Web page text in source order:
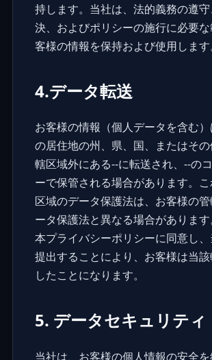
持します。当社は、法的義務の遵
決、およびポリシーの施行に必要
客様の情報を保持および使用します
4.データ転送
お客様の情報（個人データを含む
の居住地の州、県、国、またはそ
轄区域外にある--に転送され、--の
ーで保管される場合があります。
区域のデータ保護法は、お客様の
ータ保護法と異なる場合がありま
本プライバシーポリシーに同意し
提出することにより、お客様は当
したことになります。
5. データセキュリティ
当社は、お客様の個人情報の安全